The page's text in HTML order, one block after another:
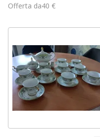
Offerta da40 €